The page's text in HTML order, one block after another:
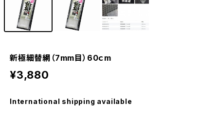
新極細替網（7mm目）60ｃm
¥3,880
International shipping available